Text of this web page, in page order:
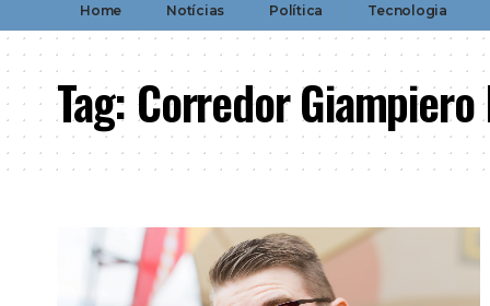
Home Notícias Política Tecnologia
Tag:Corredor Giampiero